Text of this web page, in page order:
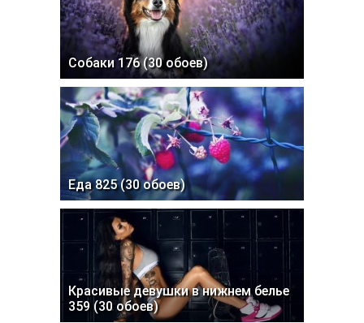
Собаки 176 (30 обоев)
Еда 825 (30 обоев)
Красивые девушки в нижнем белье
359 (30 обоев)